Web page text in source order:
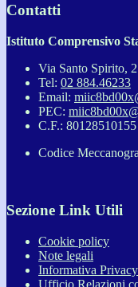
Contatti
Istituto Comprensivo
Via Santo Spirito,
Tel: 02 884.46233
Email:
PEC:
C.F.: 80128510155
Codice
Sezione Link Utili
Cookie policy
Note legali
Informativa Privacy
Ufficio Relazioni